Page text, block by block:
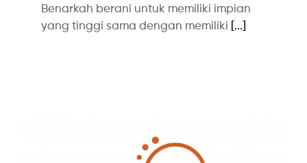
Benarkah berani untuk memiliki impian
yang tinggi sama dengan memiliki
[...]